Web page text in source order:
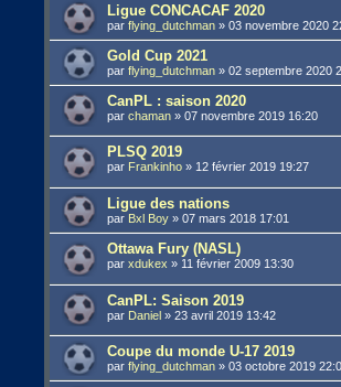
Ligue CONCACAF 2020
parflying_dutchman »03 novembre 2020
Gold Cup 2021
parflying_dutchman »02 septembre 2020
CanPL : saison 2020
parchaman »07 novembre 2019 16:20
PLSQ 2019
par Frankinho » 12 février 2019 19:27
Ligue des nations
par Bxl Boy »07 mars 2018 17:01
Ottawa Fury (NASL)
parxdukex » 11 février 2009 13:30
CanPL: Saison 2019
par Daniel »23 avril 2019 13:42
Coupe du monde U-17 2019
parflying_dutchman »03 octobre 2019